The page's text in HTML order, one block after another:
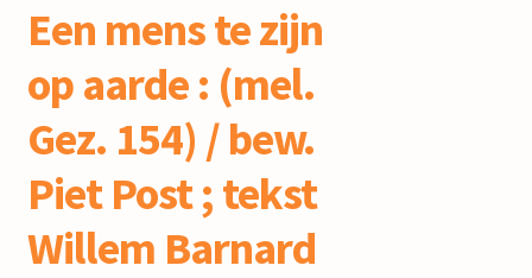
Een mens te zijn
op aarde : (mel.
Gez. 154) / bew.
Piet Post ; tekst
Willem Barnard